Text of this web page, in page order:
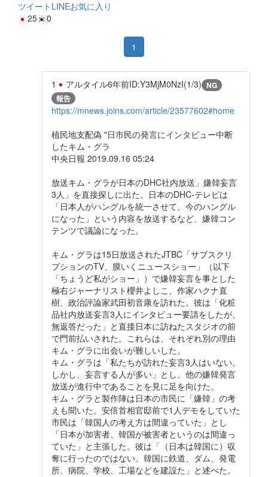
ツイート LINEお気に入り
25
0
1
1 アルタイル6年前ID:Y3MjM0NzI(1/3) NG
報告
https://mnews.joins.com/article/23577602#home
植民地支配偽 "日市民の発言にインタビュー中断
したキム・グラ
中央日報 2019.09.16 05:24
放送キム・グラが日本のDHC社内放送」嫌韓妄言
3人」を直接探しに出た。日本のDHC-テレビは
「日本人がハングルを統一させて、今のハングル
になった」という内容を放送するなど、嫌韓コン
テンツで議論になった。
キム・グラは15日放送されたJTBC「サブスクリ
プションのTV、膜いくニュースショー」（以下
「ちょうど私がショー」）で嫌韓妄言を事とした
極右ジャーナリスト櫻井よしこ、作家ハクナ直
樹、政治評論家武田初音康を訪れた。彼は「化粧
品社内放送妄言3人にインタビュー要請をしたが、
無返答だった」と直接日本に訪ねたスタジオの前
で門前払いされた。これらは、それぞれ別の理由
キム・グラに出会いが難しいした。
キム・グラは「私たちが訪れた妄言3人はいない。
しかし、妄言する人が多い」とし、他の嫌韓発言
放送が進行中であることを見に足を向けた。
キム・グラと製作陣は日本の市民に「嫌韓」の考
えも聞いた。安倍首相官邸前で1人デモをしていた
市民は「韓国人の考え方は間違っていた」とし
「日本が加害者、韓国が被害者というのは間違っ
ていた」と主張した。彼は「（日本は韓国に）収
奪に行ったのではない。韓国に鉄道、ダム、発電
所、病院、学校、工場などを建設た」と述べた。